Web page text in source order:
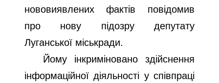
нововиявлених фактів повідомив
про нову підозру депутату
Луганської міськради.
Йому інкриміновано здійснення
інформаційної діяльності у співпраці